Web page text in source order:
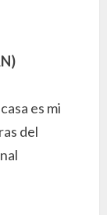
es mi
del